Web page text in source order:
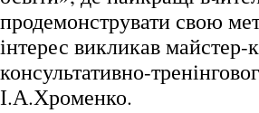
продемонструвати свою
інтерес викликав
консультативно-
І.А.Хроменко.